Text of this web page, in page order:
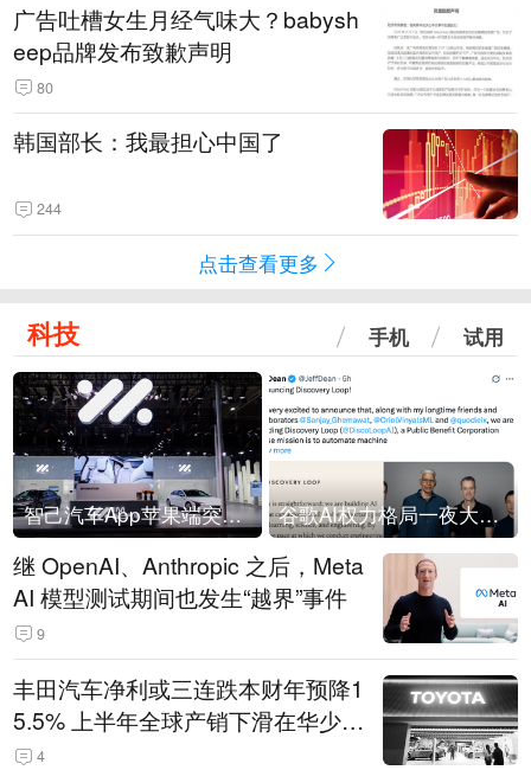
广告吐槽女生月经气味大？babysh
eep品牌发布致歉声明
80
韩国部长：我最担心中国了
244
点击查看更多
科技 手机 试用
智己汽车App苹果端突然“下架” 谷歌AI权力格局一夜大洗牌
继 OpenAI、Anthropic 之后，Meta
AI 模型测试期间也发生“越界”事件
9
丰田汽车净利或三连跌本财年预降1
5.5% 上半年全球产销下滑在华少卖
14.3万辆
4